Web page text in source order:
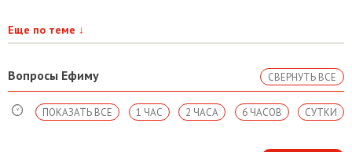
Еще по теме ↓
Вопросы Ефиму СВЕРНУТЬ ВСЕ
СУТКИ
6 ЧАСОВ
2 ЧАСА
1 ЧАС
ПОКАЗАТЬ ВСЕ